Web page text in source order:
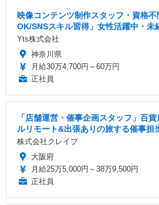
映像コンテンツ制作スタッフ・資格
OK/SNSスキル習得」女性活躍中・未
Yts株式会社
神奈川県
月給30万4,700円～60万円
正社員
「店舗運営・催事企画スタッフ」百
ルリモート&出張ありの旅する催事担
株式会社クレイブ
大阪府
月給25万5,000円～38万9,500円
正社員